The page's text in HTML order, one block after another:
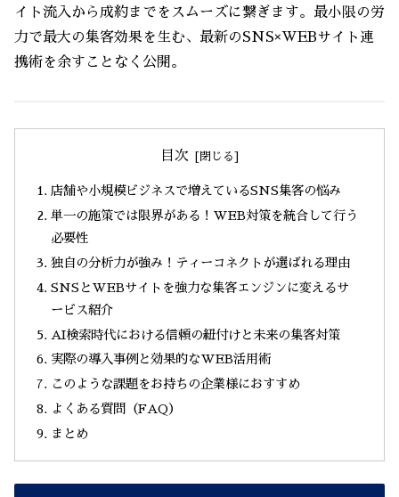
イト流入から成約までをスムーズに繋ぎます。最小限の労
力で最大の集客効果を生む、最新のSNS×WEBサイト連
携術を余すことなく公開。
目次
店舗や小規模ビジネスで増えているSNS集客の悩み
単一の施策では限界がある！WEB対策を統合して行う
必要性
独自の分析力が強み！ティーコネクトが選ばれる理由
SNSとWEBサイトを強力な集客エンジンに変えるサ
ービス紹介
AI検索時代における信頼の紐付けと未来の集客対策
実際の導入事例と効果的なWEB活用術
このような課題をお持ちの企業様におすすめ
よくある質問（FAQ）
まとめ